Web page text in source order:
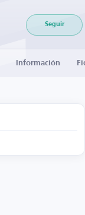
Seguir
Información